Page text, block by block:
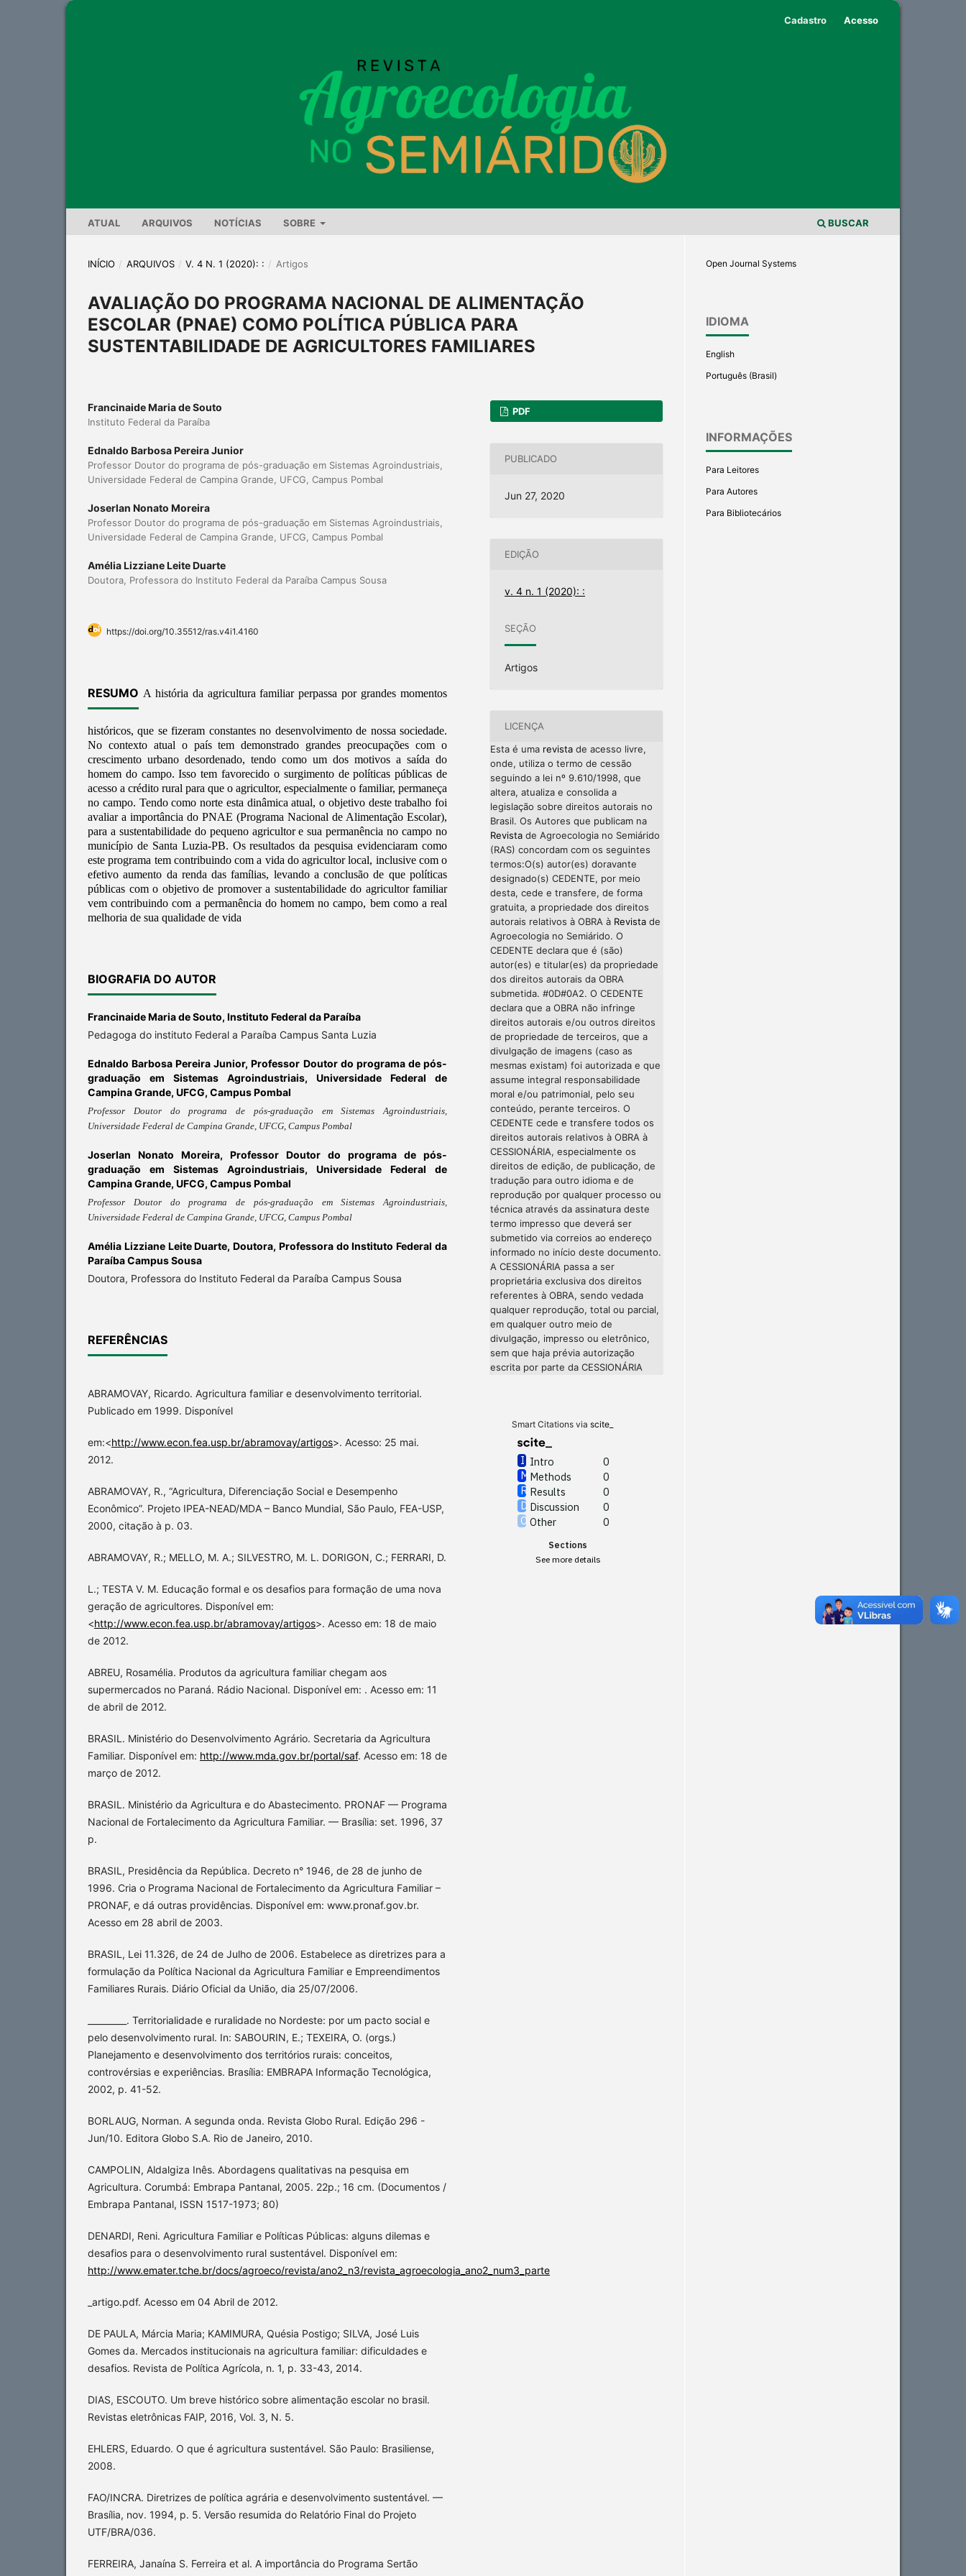
ATUAL ARQUIVOS NOTÍCIAS SOBRE BUSCAR
Cadastro Acesso
INÍCIO / ARQUIVOS / V. 4 N. 1 (2020): : / Artigos
AVALIAÇÃO DO PROGRAMA NACIONAL DE ALIMENTAÇÃO
ESCOLAR (PNAE) COMO POLÍTICA PÚBLICA PARA
SUSTENTABILIDADE DE AGRICULTORES FAMILIARES
Francinaide Maria de Souto
Instituto Federal da Paraíba
Ednaldo Barbosa Pereira Junior
Professor Doutor do programa de pós-graduação em Sistemas Agroindustriais,
Universidade Federal de Campina Grande, UFCG, Campus Pombal
Joserlan Nonato Moreira
Professor Doutor do programa de pós-graduação em Sistemas Agroindustriais,
Universidade Federal de Campina Grande, UFCG, Campus Pombal
Amélia Lizziane Leite Duarte
Doutora, Professora do Instituto Federal da Paraíba Campus Sousa
https://doi.org/10.35512/ras.v4i1.4160
RESUMO A história da agricultura familiar perpassa por grandes momentos
históricos, que se fizeram constantes no desenvolvimento de nossa sociedade.
No contexto atual o país tem demonstrado grandes preocupações com o
crescimento urbano desordenado, tendo como um dos motivos a saída do
homem do campo. Isso tem favorecido o surgimento de políticas públicas de
acesso a crédito rural para que o agricultor, especialmente o familiar, permaneça
no campo. Tendo como norte esta dinâmica atual, o objetivo deste trabalho foi
avaliar a importância do PNAE (Programa Nacional de Alimentação Escolar),
para a sustentabilidade do pequeno agricultor e sua permanência no campo no
município de Santa Luzia-PB. Os resultados da pesquisa evidenciaram como
este programa tem contribuindo com a vida do agricultor local, inclusive com o
efetivo aumento da renda das famílias, levando a conclusão de que políticas
públicas com o objetivo de promover a sustentabilidade do agricultor familiar
vem contribuindo com a permanência do homem no campo, bem como a real
melhoria de sua qualidade de vida
BIOGRAFIA DO AUTOR
Francinaide Maria de Souto, Instituto Federal da Paraíba
Pedagoga do instituto Federal a Paraíba Campus Santa Luzia
Ednaldo Barbosa Pereira Junior,Professor Doutor do programa de pós-
graduação em Sistemas Agroindustriais, Universidade Federal de
Campina Grande, UFCG, Campus Pombal
Professor Doutor do programa de pós-graduação em Sistemas Agroindustriais,
Universidade Federal de Campina Grande, UFCG, Campus Pombal
Joserlan Nonato Moreira, Professor Doutor do programa de pós-
graduação em Sistemas Agroindustriais, Universidade Federal de
Campina Grande, UFCG, Campus Pombal
Professor Doutor do programa de pós-graduação em Sistemas Agroindustriais,
Universidade Federal de Campina Grande, UFCG, Campus Pombal
Amélia Lizziane Leite Duarte,Doutora, Professora do Instituto Federal da
Paraíba Campus Sousa
Doutora, Professora do Instituto Federal da Paraíba Campus Sousa
REFERÊNCIAS
ABRAMOVAY, Ricardo. Agricultura familiar e desenvolvimento territorial.
Publicado em 1999. Disponível
em:<http://www.econ.fea.usp.br/abramovay/artigos>. Acesso: 25 mai.
2012.
ABRAMOVAY, R., “Agricultura, Diferenciação Social e Desempenho
Econômico”. Projeto IPEA-NEAD/MDA – Banco Mundial, São Paulo, FEA-USP,
2000, citação à p. 03.
ABRAMOVAY, R.; MELLO, M. A.; SILVESTRO, M. L. DORIGON, C.; FERRARI, D.
L.; TESTA V. M. Educação formal e os desafios para formação de uma nova
geração de agricultores. Disponível em:
<http://www.econ.fea.usp.br/abramovay/artigos>. Acesso em: 18 de maio
de 2012.
ABREU, Rosamélia. Produtos da agricultura familiar chegam aos
supermercados no Paraná. Rádio Nacional. Disponível em: . Acesso em: 11
de abril de 2012.
BRASIL. Ministério do Desenvolvimento Agrário. Secretaria da Agricultura
Familiar. Disponível em: http://www.mda.gov.br/portal/saf. Acesso em: 18 de
março de 2012.
BRASIL. Ministério da Agricultura e do Abastecimento. PRONAF — Programa
Nacional de Fortalecimento da Agricultura Familiar. — Brasília: set. 1996, 37
p.
BRASIL, Presidência da República. Decreto n° 1946, de 28 de junho de
1996. Cria o Programa Nacional de Fortalecimento da Agricultura Familiar –
PRONAF, e dá outras providências. Disponível em: www.pronaf.gov.br.
Acesso em 28 abril de 2003.
BRASIL, Lei 11.326, de 24 de Julho de 2006. Estabelece as diretrizes para a
formulação da Política Nacional da Agricultura Familiar e Empreendimentos
Familiares Rurais. Diário Oficial da União, dia 25/07/2006.
_________. Territorialidade e ruralidade no Nordeste: por um pacto social e
pelo desenvolvimento rural. In: SABOURIN, E.; TEXEIRA, O. (orgs.)
Planejamento e desenvolvimento dos territórios rurais: conceitos,
controvérsias e experiências. Brasília: EMBRAPA Informação Tecnológica,
2002, p. 41-52.
BORLAUG, Norman. A segunda onda. Revista Globo Rural. Edição 296 -
Jun/10. Editora Globo S.A. Rio de Janeiro, 2010.
CAMPOLIN, Aldalgiza Inês. Abordagens qualitativas na pesquisa em
Agricultura. Corumbá: Embrapa Pantanal, 2005. 22p.; 16 cm. (Documentos /
Embrapa Pantanal, ISSN 1517-1973; 80)
DENARDI, Reni. Agricultura Familiar e Políticas Públicas: alguns dilemas e
desafios para o desenvolvimento rural sustentável. Disponível em:
http://www.emater.tche.br/docs/agroeco/revista/ano2_n3/revista_agroecologia_ano2_num3_parte
_artigo.pdf. Acesso em 04 Abril de 2012.
DE PAULA, Márcia Maria; KAMIMURA, Quésia Postigo; SILVA, José Luis
Gomes da. Mercados institucionais na agricultura familiar: dificuldades e
desafios. Revista de Política Agrícola, n. 1, p. 33-43, 2014.
DIAS, ESCOUTO. Um breve histórico sobre alimentação escolar no brasil.
Revistas eletrônicas FAIP, 2016, Vol. 3, N. 5.
EHLERS, Eduardo. O que é agricultura sustentável. São Paulo: Brasiliense,
2008.
FAO/INCRA. Diretrizes de política agrária e desenvolvimento sustentável. —
Brasília, nov. 1994, p. 5. Versão resumida do Relatório Final do Projeto
UTF/BRA/036.
FERREIRA, Janaína S. Ferreira et al. A importância do Programa Sertão
PDF
PUBLICADO
Jun 27, 2020
EDIÇÃO
v. 4 n. 1 (2020): :
SEÇÃO
Artigos
LICENÇA
Esta é uma revista de acesso livre,
onde, utiliza o termo de cessão
seguindo a lei nº 9.610/1998, que
altera, atualiza e consolida a
legislação sobre direitos autorais no
Brasil. Os Autores que publicam na
Revista de Agroecologia no Semiárido
(RAS) concordam com os seguintes
termos:O(s) autor(es) doravante
designado(s) CEDENTE, por meio
desta, cede e transfere, de forma
gratuita, a propriedade dos direitos
autorais relativos à OBRA à Revista de
Agroecologia no Semiárido. O
CEDENTE declara que é (são)
autor(es) e titular(es) da propriedade
dos direitos autorais da OBRA
submetida. #0D#0A2. O CEDENTE
declara que a OBRA não infringe
direitos autorais e/ou outros direitos
de propriedade de terceiros, que a
divulgação de imagens (caso as
mesmas existam) foi autorizada e que
assume integral responsabilidade
moral e/ou patrimonial, pelo seu
conteúdo, perante terceiros. O
CEDENTE cede e transfere todos os
direitos autorais relativos à OBRA à
CESSIONÁRIA, especialmente os
direitos de edição, de publicação, de
tradução para outro idioma e de
reprodução por qualquer processo ou
técnica através da assinatura deste
termo impresso que deverá ser
submetido via correios ao endereço
informado no início deste documento.
A CESSIONÁRIA passa a ser
proprietária exclusiva dos direitos
referentes à OBRA, sendo vedada
qualquer reprodução, total ou parcial,
em qualquer outro meio de
divulgação, impresso ou eletrônico,
sem que haja prévia autorização
escrita por parte da CESSIONÁRIA
Smart Citations via scite_
Intro
0
Methods
0
Results
0
Discussion
0
Other
0
Sections
See more details
Methods
Open Journal Systems
IDIOMA
English
Português (Brasil)
INFORMAÇÕES
Para Leitores
Para Autores
Para Bibliotecários